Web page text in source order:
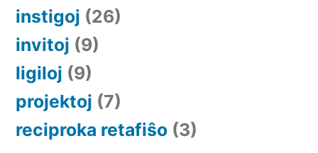
instigoj (26)
invitoj (9)
ligiloj (9)
projektoj (7)
reciproka retafiŝo (3)